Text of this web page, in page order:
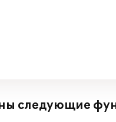
следующие